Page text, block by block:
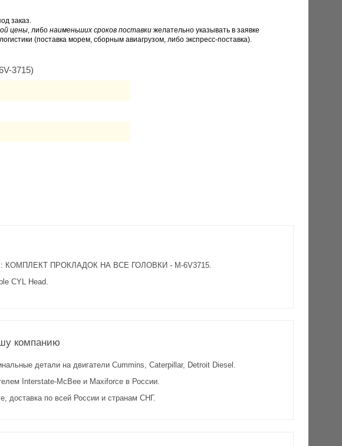
заказ.
цены, либонаименьших сроков поставки желательно указывать в заявке
(поставка морем, сборным авиагрузом, либо экспресс-поставка).
3715)
: КОМПЛЕКТ ПРОКЛАДОК НА ВСЕ ГОЛОВКИ - M-6V3715.
CYL Head.
компанию
детали на двигатели Cummins, Caterpillar, Detroit Diesel.
Interstate-McBee и Maxiforce в России.
доставка по всей России и странам СНГ.